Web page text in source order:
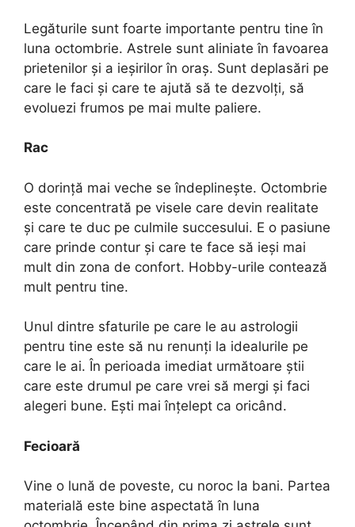
Legăturile sunt foarte importante pentru tine în
luna octombrie. Astrele sunt aliniate în favoarea
prietenilor și a ieșirilor în oraș. Sunt deplasări pe
care le faci și care te ajută să te dezvolți, să
evoluezi frumos pe mai multe paliere.
Rac
O dorință mai veche se îndeplinește. Octombrie
este concentrată pe visele care devin realitate
și care te duc pe culmile succesului. E o pasiune
care prinde contur și care te face să ieși mai
mult din zona de confort. Hobby-urile contează
mult pentru tine.
Unul dintre sfaturile pe care le au astrologii
pentru tine este să nu renunți la idealurile pe
care le ai. În perioada imediat următoare știi
care este drumul pe care vrei să mergi și faci
alegeri bune. Ești mai înțelept ca oricând.
Fecioară
Vine o lună de poveste, cu noroc la bani. Partea
materială este bine aspectată în luna